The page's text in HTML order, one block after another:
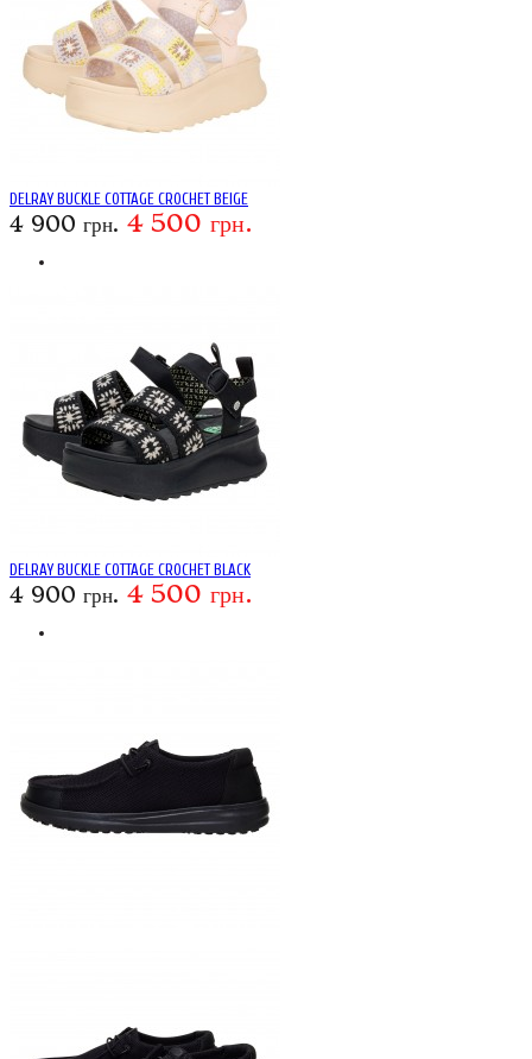
DELRAY BUCKLE COTTAGE CROCHET BEIGE
4 900 грн. 4 500 грн.
DELRAY BUCKLE COTTAGE CROCHET BLACK
4 900 грн. 4 500 грн.